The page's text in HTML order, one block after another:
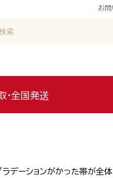
お
・全国発送
デーションがかった帯が全